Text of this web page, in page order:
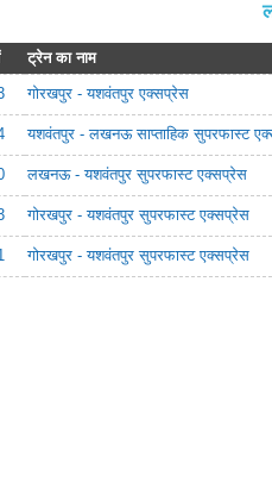
ट्रेन का नाम
गोरखपुर - यशवंतपुर एक्सप्रेस
यशवंतपुर - लखनऊ साप्ताहिक सुपरफास्ट
लखनऊ - यशवंतपुर सुपरफास्ट एक्सप्रेस
गोरखपुर - यशवंतपुर सुपरफास्ट एक्सप्रेस
गोरखपुर - यशवंतपुर सुपरफास्ट एक्सप्रेस